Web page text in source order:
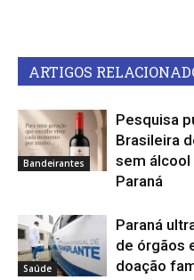
ARTIGOS
Bandeirantes
Pesquisa
Brasileira
sem
Paraná
Saúde
Paraná
de órgãos
doação